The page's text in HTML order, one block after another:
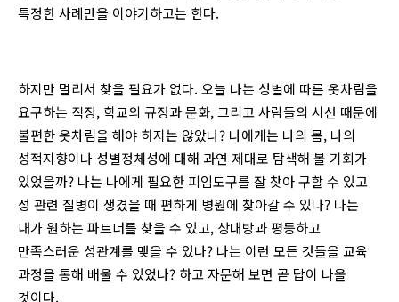
특정한 사례만을 이야기하고는 한다.
하지만 멀리서 찾을 필요가 없다. 오늘 나는 성별에 따른 옷차림을
요구하는 직장, 학교의 규정과 문화, 그리고 사람들의 시선 때문에
불편한 옷차림을 해야 하지는 않았나? 나에게는 나의 몸, 나의
성적지향이나 성별정체성에 대해 과연 제대로 탐색해 볼 기회가
있었을까? 나는 나에게 필요한 피임도구를 잘 찾아 구할 수 있고
성 관련 질병이 생겼을 때 편하게 병원에 찾아갈 수 있나? 나는
내가 원하는 파트너를 찾을 수 있고, 상대방과 평등하고
만족스러운 성관계를 맺을 수 있나? 나는 이런 모든 것들을 교육
과정을 통해 배울 수 있었나? 하고 자문해 보면 곧 답이 나올
것이다.